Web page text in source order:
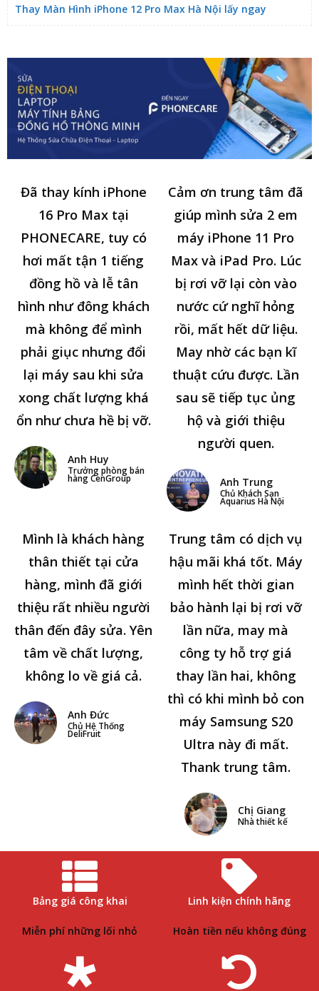
Thay Màn Hình iPhone 12 Pro Max Hà Nội lấy ngay
Đã thay kính iPhone
16 Pro Max tại
PHONECARE, tuy có
hơi mất tận 1 tiếng
đồng hồ và lễ tân
hình như đông khách
mà không để mình
phải giục nhưng đổi
lại máy sau khi sửa
xong chất lượng khá
ổn như chưa hề bị vỡ.
Anh Huy
Trưởng phòng bán
hàng CenGroup
Cảm ơn trung tâm đã
giúp mình sửa 2 em
máy iPhone 11 Pro
Max và iPad Pro. Lúc
bị rơi vỡ lại còn vào
nước cứ nghĩ hỏng
rồi, mất hết dữ liệu.
May nhờ các bạn kĩ
thuật cứu được. Lần
sau sẽ tiếp tục ủng
hộ và giới thiệu
người quen.
Anh Trung
Chủ Khách Sạn
Aquarius Hà Nội
Mình là khách hàng
thân thiết tại cửa
hàng, mình đã giới
thiệu rất nhiều người
thân đến đây sửa. Yên
tâm về chất lượng,
không lo về giá cả.
Anh Đức
Chủ Hệ Thống
DeliFruit
Trung tâm có dịch vụ
hậu mãi khá tốt. Máy
mình hết thời gian
bảo hành lại bị rơi vỡ
lần nữa, may mà
công ty hỗ trợ giá
thay lần hai, không
thì có khi mình bỏ con
máy Samsung S20
Ultra này đi mất.
Thank trung tâm.
Chị Giang
Nhà thiết kế
Bảng giá công khai
Miễn phí những lối nhỏ
Linh kiện chính hãng
Hoàn tiền nếu không đúng